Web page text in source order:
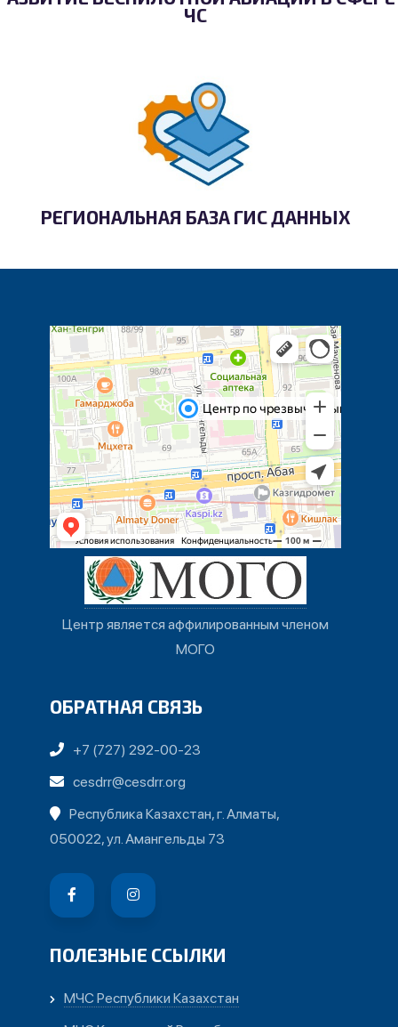
ЧС
РЕГИОНАЛЬНАЯ БАЗА ГИС ДАННЫХ
Центр является аффилированным членом
МОГО
ОБРАТНАЯ СВЯЗЬ
+7 (727) 292-00-23
cesdrr@cesdrr.org
Республика Казахстан, г. Алматы,
050022, ул. Амангельды 73
ПОЛЕЗНЫЕ ССЫЛКИ
МЧС Республики Казахстан